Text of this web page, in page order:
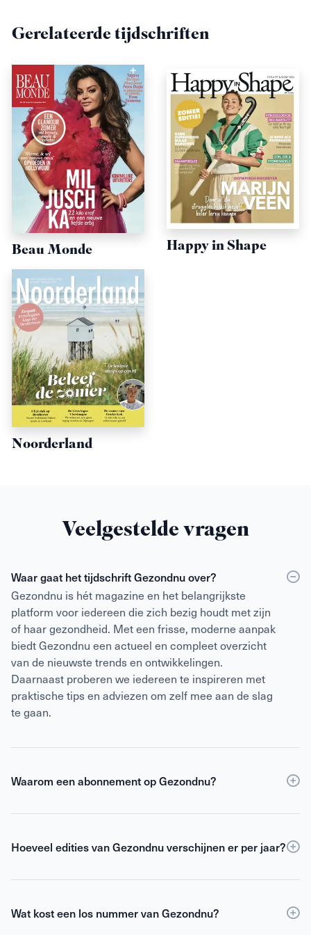
Gerelateerde tijdschriften
Beau Monde Happy in Shape
Noorderland
Veelgestelde vragen
Waar gaat het tijdschrift Gezondnu over?
Gezondnu is hét magazine en het belangrijkste
platform voor iedereen die zich bezig houdt met zijn
of haar gezondheid. Met een frisse, moderne aanpak
biedt Gezondnu een actueel en compleet overzicht
van de nieuwste trends en ontwikkelingen.
Daarnaast proberen we iedereen te inspireren met
praktische tips en adviezen om zelf mee aan de slag
te gaan.
Waarom een abonnement op Gezondnu?
Eenabonnementop Gezondnu is de slimste keuze
opzichte van losse verkoop én toegang tot de digitale
geïnformeerd en geïnspireerd om het beste uit jezelf
Hoeveel edities van Gezondnu verschijnen er per jaar?
Gezondnu verschijnt 6 keer per jaar.
Wat kost een los nummer van Gezondnu?